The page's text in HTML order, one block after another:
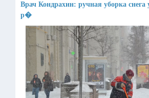
Врач Кондрахин: ручная уборка снега
р�